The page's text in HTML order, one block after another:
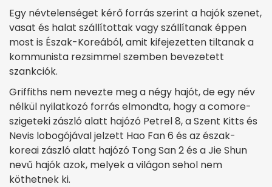
Egy névtelenséget kérő forrás szerint a hajók szenet,
vasat és halat szállítottak vagy szállítanak éppen
most is Észak-Koreából, amit kifejezetten tiltanak a
kommunista rezsimmel szemben bevezetett
szankciók.
Griffiths nem nevezte meg a négy hajót, de egy név
nélkül nyilatkozó forrás elmondta, hogy a comore-
szigeteki zászló alatt hajózó Petrel 8, a Szent Kitts és
Nevis lobogójával jelzett Hao Fan 6 és az észak-
koreai zászló alatt hajózó Tong San 2 és a Jie Shun
nevű hajók azok, melyek a világon sehol nem
köthetnek ki.